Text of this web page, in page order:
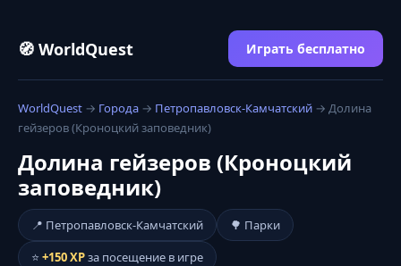
🧭 WorldQuest Играть бесплатно
WorldQuest → Города → Петропавловск-Камчатский → Долина
гейзеров (Кроноцкий заповедник)
Долина гейзеров (Кроноцкий
заповедник)
📍 Петропавловск-Камчатский
🌳 Парки
⭐ +150 XPза посещение в игре